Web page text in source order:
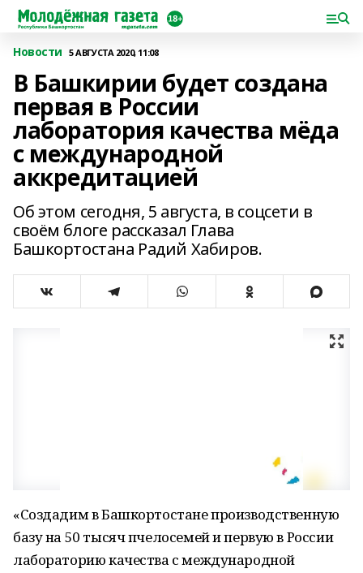
Новости 5 АВГУСТА 2020, 11:08
В Башкирии будет создана
первая в России
лаборатория качества мёда
с международной
аккредитацией
Об этом сегодня, 5 августа, в соцсети в
своём блоге рассказал Глава
Башкортостана Радий Хабиров.
«Создадим в Башкортостане производственную
базу на 50 тысяч пчелосемей и первую в России
лабораторию качества с международной